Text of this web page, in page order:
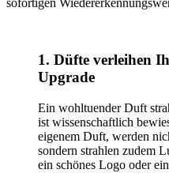
1. Düfte verleihen
Upgrade
Ein wohltuender Duft
ist wissenschaftlich
eigenem Duft, werden
sondern strahlen zudem
ein schönes Logo oder